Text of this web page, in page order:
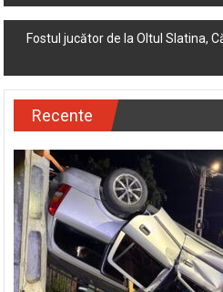
navigation
Fostul jucător de la Oltul Slatina,
Recente